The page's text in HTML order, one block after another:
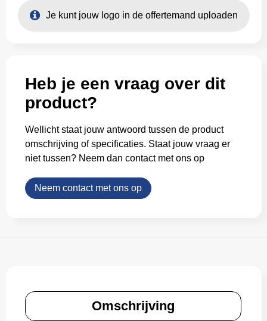
Je kunt jouw logo in de offertemand uploaden
Heb je een vraag over dit
product?
Wellicht staat jouw antwoord tussen de product
omschrijving of specificaties. Staat jouw vraag er
niet tussen? Neem dan contact met ons op
Neem contact met ons op
Omschrijving